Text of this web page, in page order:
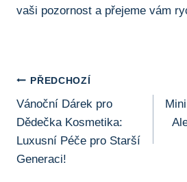
vaši pozornost⁢ a ⁣přejeme vám
Navigace
Pro
Příspěvek
PŘEDCHOZÍ
Vánoční Dárek pro
Dědečka Kosmetika:
Luxusní Péče pro Starší
Generaci!